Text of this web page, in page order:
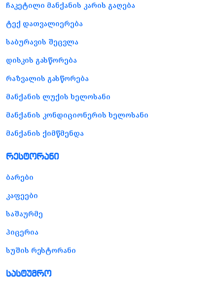
ჩაკეტილი მანქანის კარის გაღება
ტექ დათვალიერება
საბურავის შეცვლა
დისკის გასწორება
რაზვალის გასწორება
მანქანის ლუქის ხელოსანი
მანქანის კონდიციონერის ხელოსანი
მანქანის ქიმწმენდა
რესტორანი
ბარები
კაფეები
საშაურმე
პიცერია
სუშის რესტორანი
სასტუმრო